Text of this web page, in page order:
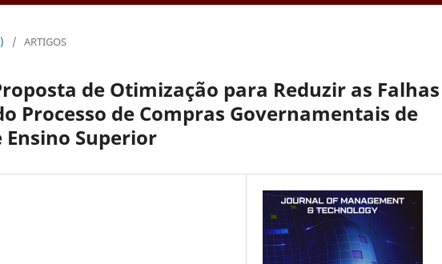
/ ARTIGOS
de Otimização para Reduzir as Falhas
Processo de Compras Governamentais de
Superior